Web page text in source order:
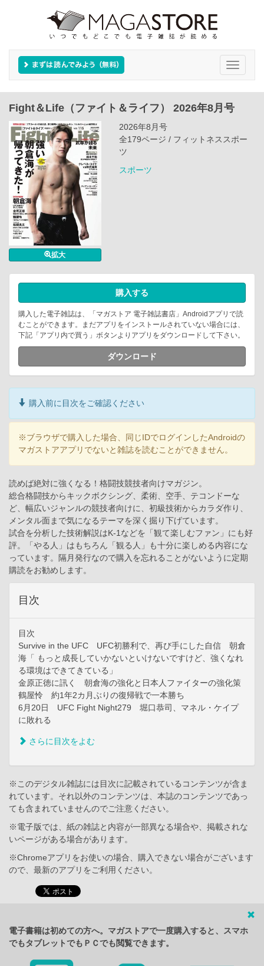
Toggle
Fight＆Life（ファイト＆ライフ） 2026年8月号
拡大
2026年8月号
全179ページ / フィットネススポー
ツ
スポーツ
購入する
購入した電子雑誌は、「マガストア 電子雑誌書店」Androidアプリで読
むことができます。まだアプリをインストールされていない場合には、
下記「アプリ内で買う」ボタンよりアプリをダウンロードして下さい。
ダウンロード
購入前に目次をご確認ください
※ブラウザで購入した場合、同じIDでログインしたAndroidの
マガストアアプリでないと雑誌を読むことができません。
読めば絶対に強くなる！格闘技競技者向けマガジン。
総合格闘技からキックボクシング、柔術、空手、テコンドーな
ど、幅広いジャンルの競技者向けに、初級技術からカラダ作り、
メンタル面まで気になるテーマを深く掘り下げています。
試合を分析した技術解説はK-1などを「観て楽しむファン」にも好
評。「やる人」はもちろん「観る人」も十分に楽しめる内容にな
っています。隔月発行なので購入を忘れることがないように定期
購読をお勧めします。
目次
目次
Survive in the UFC UFC初勝利で、再び手にした自信 朝倉
海「 もっと成長していかないといけないですけど、強くなれ
る環境はできてきている」
金原正徳に訊く 朝倉海の強化と日本人ファイターの強化策
鶴屋怜 約1年2カ月ぶりの復帰戦で一本勝ち
6月20日 UFC Fight Night279 堀口恭司、マネル・ケイプ
に敗れる
さらに目次をよむ
※このデジタル雑誌には目次に記載されているコンテンツが含ま
れています。それ以外のコンテンツは、本誌のコンテンツであっ
ても含まれていませんのでご注意ください。
※電子版では、紙の雑誌と内容が一部異なる場合や、掲載されな
いページがある場合があります。
※Chromeアプリをお使いの場合、購入できない場合がございます
ので、最新のアプリをご利用ください。
電子書籍は初めての方へ。マガストアで一度購入すると、スマホ
でもタブレットでもＰＣでも閲覧できます。